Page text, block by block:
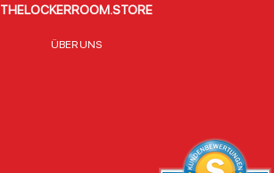
THELOCKERROOM.STORE
ÜBER UNS